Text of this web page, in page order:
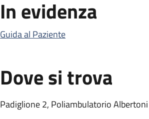
In evidenza
Guida al Paziente
Dove si trova
Padiglione 2, Poliambulatorio